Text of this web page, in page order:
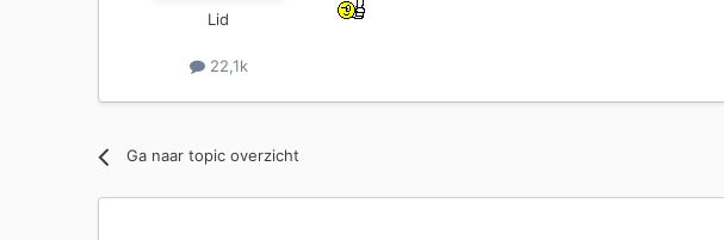
Lid
22,1k
Ga naar topic overzicht